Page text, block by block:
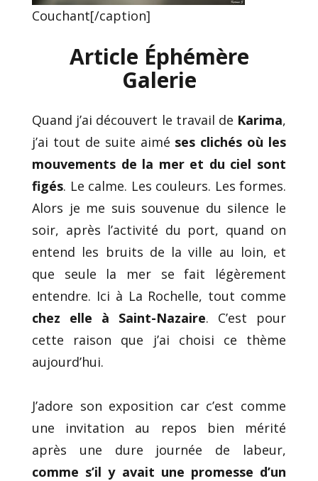
Couchant[/caption]
Article Éphémère
Galerie
Quand j’ai découvert le travail de Karima,
j’ai tout de suite aimé ses clichés où les
mouvements de la mer et du ciel sont
figés. Le calme. Les couleurs. Les formes.
Alors je me suis souvenue du silence le
soir, après l’activité du port, quand on
entend les bruits de la ville au loin, et
que seule la mer se fait légèrement
entendre. Ici à La Rochelle, tout comme
chez elle à Saint-Nazaire. C’est pour
cette raison que j’ai choisi ce thème
aujourd’hui.
J’adore son exposition car c’est comme
une invitation au repos bien mérité
après une dure journée de labeur,
comme s’il y avait une promesse d’un